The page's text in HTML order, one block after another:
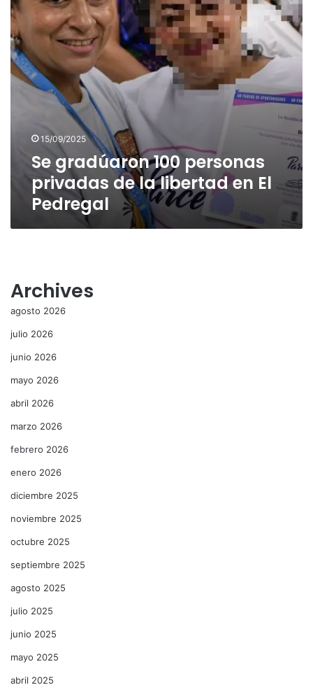
la
libertad
en
El
Pedregal
15/09/2025
Se gradúaron 100 personas
privadas de la libertad en El
Pedregal
Archives
agosto 2026
julio 2026
junio 2026
mayo 2026
abril 2026
marzo 2026
febrero 2026
enero 2026
diciembre 2025
noviembre 2025
octubre 2025
septiembre 2025
agosto 2025
julio 2025
junio 2025
mayo 2025
abril 2025